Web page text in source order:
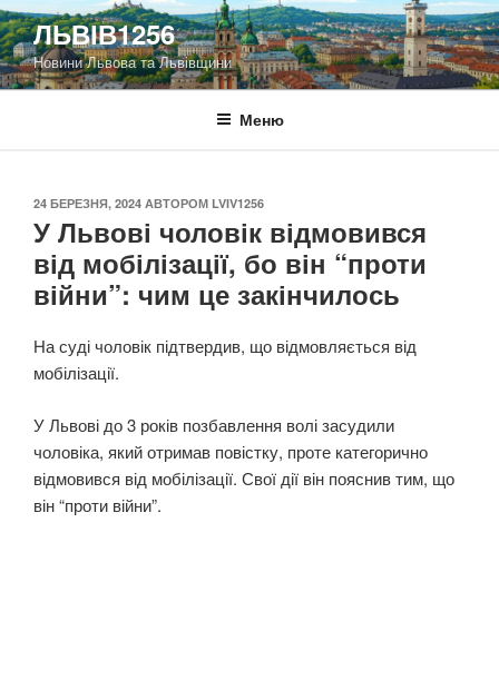
Перейти
до
вмісту
ЛЬВІВ1256
Новини Львова та Львівщини
Меню
ОПУБЛІКОВАНО
24 БЕРЕЗНЯ, 2024 АВТОРОМ LVIV1256
У Львові чоловік відмовився
від мобілізації, бо він “проти
війни”: чим це закінчилось
На суді чоловік підтвердив, що відмовляється від
мобілізації.
У Львові до 3 років позбавлення волі засудили
чоловіка, який отримав повістку, проте категорично
відмовився від мобілізації. Свої дії він пояснив тим, що
він “проти війни”.